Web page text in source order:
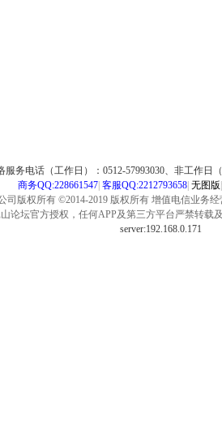
服务电话（工作日）：0512-57993030、非工作日
商务QQ:228661547| 客服QQ:2212793658| 无图版
司版权所有 ©2014-2019 版权所有 增值电信业务经
论坛官方授权，任何APP及第三方平台严禁转载
server:192.168.0.171